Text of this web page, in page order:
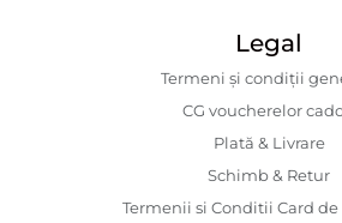
Legal
Termeni și condiții
CG voucherelor
Plată & Livrare
Schimb & Retur
Termenii si Conditii Card